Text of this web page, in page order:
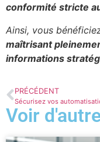
conformité stricte
Ainsi, vous
maîtrisant
informations
PRÉCÉDENT
Voir